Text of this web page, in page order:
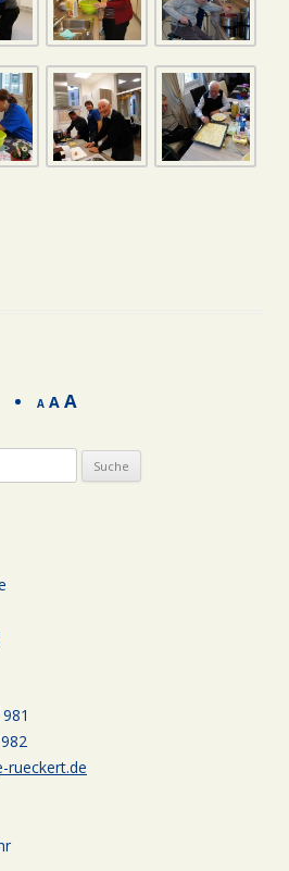
A A A
rueckert.de